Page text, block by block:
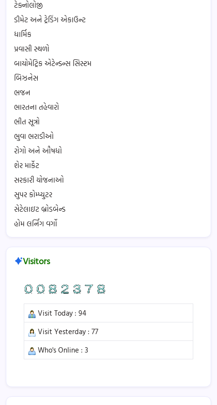
ટેક્નોલોજી
ડીમેટ અને ટ્રેડિંગ એકાઉન્ટ
ધાર્મિક
પ્રવાસી સ્થળો
બાયોમેટ્રિક એટેન્ડન્સ સિસ્ટમ
બિઝનેસ
ભજન
ભારતના તહેવારો
ભીત સૂત્રો
ભુવા ભરાડીઓ
રોગો અને ઔષધો
શેર માર્કેટ
સરકારી યોજનાઓ
સુપર કોમ્પ્યુટર
સેટેલાઇટ બ્રોડબેન્ડ
હોમ લર્નિંગ વર્ગો
Visitors
Visit Today : 94
Visit Yesterday : 77
Who's Online : 3